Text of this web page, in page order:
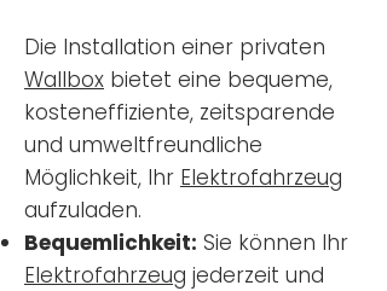
Die Installation einer privaten
Wallbox bietet eine bequeme,
kosteneffiziente, zeitsparende
und umweltfreundliche
Möglichkeit, Ihr Elektrofahrzeug
aufzuladen.
Bequemlichkeit: Sie können Ihr
Elektrofahrzeug jederzeit und